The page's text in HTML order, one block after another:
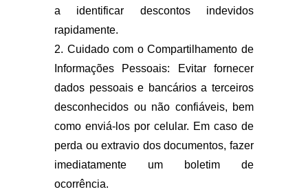
a identificar descontos indevidos
rapidamente.
2. Cuidado com o Compartilhamento de
Informações Pessoais: Evitar fornecer
dados pessoais e bancários a terceiros
desconhecidos ou não confiáveis, bem
como enviá-los por celular. Em caso de
perda ou extravio dos documentos, fazer
imediatamente um boletim de
ocorrência.